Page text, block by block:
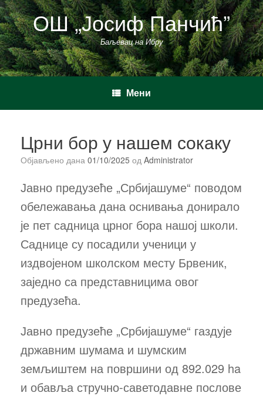
Пређи
на
садржај ОШ „Јосиф Панчић”
Баљевац на Ибру
Мени
Црни бор у нашем сокаку
Објављено дана 01/10/2025 од Administrator
Јавно предузеће „Србијашуме“ поводом
обележавања дана оснивања донирало
је пет садница црног бора нашој школи.
Саднице су посадили ученици у
издвојеном школском месту Брвеник,
заједно са представницима овог
предузећа.
Јавно предузеће „Србијашуме“ газдује
државним шумама и шумским
земљиштем на површини од 892.029 ha
и обавља стручно-саветодавне послове